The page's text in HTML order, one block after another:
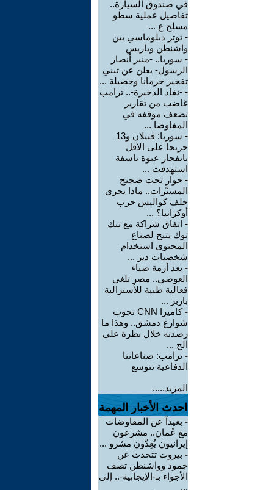
في صندوق السيارة..
تفاصيل عملية سطو
مسلح ع ...
- توتر دبلوماسي بين
واشنطن وباريس
- سوريا.. -منبر أنصار
الرسول- يعلن عن تبني
تفجير جرمانا وحصيلة ...
- -نفاد الذخيرة-.. ترامب
غاضب من تقارير
تضعف موقفه في
المفاوضا ...
-
سوريا: قتيلان و13
جريحا على الأقل
بانفجار عبوة ناسفة
استهدفت ...
- حوار تحت ضجيج
المسيّرات.. ماذا يجري
خلف كواليس حرب
أوكرانيا؟ ...
- اتفاق شراكة مع تيك
توك يتيح لصناع
المحتوى استخدام
شخصيات ديز ...
- بعد أزمة ضياء
العوضي.. مصر تلغي
فعالية طبية للأسترالية
باربر ...
-
كاميرا CNN تجوب
شوارع دمشق.. وهذا ما
رصدته خلال نظرة على
الح ...
- ترامب: صناعاتنا
الدفاعية تتوسع
المزيد.....
احدث الأخبار المهمة
- بعيداً عن المفاوضات
مع عُمان.. مشرعون
إيرانيون يُعِدّون مشرو ...
- بيروت تتحدث عن
جمود وواشنطن تصف
الأجواء بـ-الإيجابية-.. إلى
...